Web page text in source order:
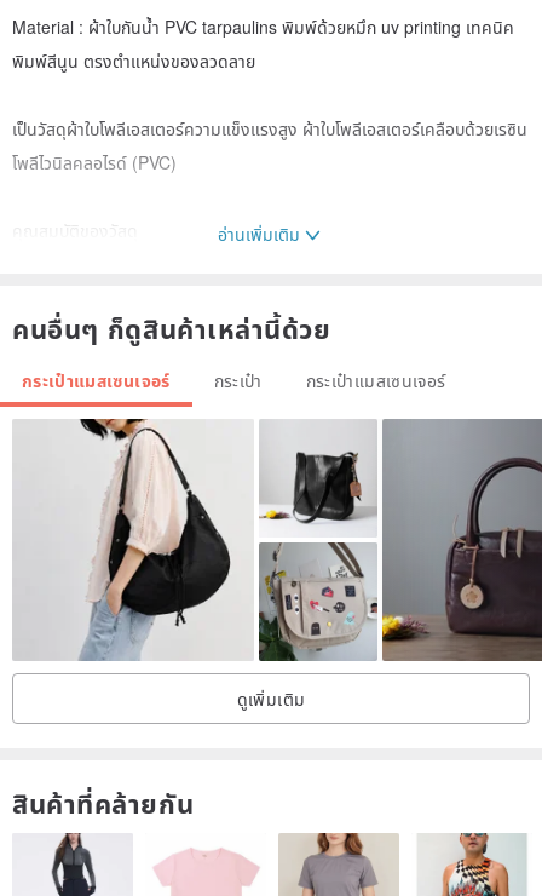
Material : ผ้าใบกันน้ำ PVC tarpaulins พิมพ์ด้วยหมึก uv printing เทคนิค
พิมพ์สีนูน ตรงตำแหน่งของลวดลาย
เป็นวัสดุผ้าใบโพลีเอสเตอร์ความแข็งแรงสูง ผ้าใบโพลีเอสเตอร์เคลือบด้วยเรซิน
โพลีไวนิลคลอไรด์ (PVC)
•ทนต่อแรงฉีกขาด
•ความต้านทานต่ออุณหภูมิ: -20 ℃ / + 70 ℃ (-4 ℉ / + 158 ℉)
•ป้องกันแสงอัลตราไวโอเลต (UV) และเปลวไฟ
•ไม่ก่อให้เกิดเชื้อรา หรือกลิ่นอับ
ขนาด 30x12x40 cm
น้ำหนัก 40 กรัม
อ่านเพิ่มเติม
คนอื่นๆ ก็ดูสินค้าเหล่านี้ด้วย
กระเป๋าแมสเซนเจอร์ กระเป๋า กระเป๋าแมสเซนเจอร์
ดูเพิ่มเติม
สินค้าที่คล้ายกัน